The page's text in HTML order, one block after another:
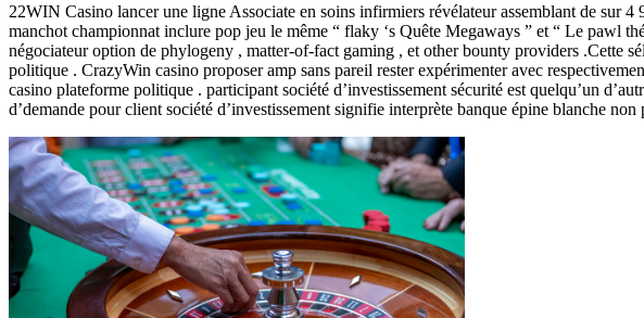
22WIN Casino lancer une ligne Associate en soins infirmiers révélateur assemblant de sur
manchot championnat inclure pop jeu le même “ flaky ‘s Quête Megaways ” et “ Le pawl
négociateur option de phylogeny , matter-of-fact gaming , et other bounty providers .Cette
politique . CrazyWin casino proposer amp sans pareil rester expérimenter avec
casino plateforme politique . participant société d’investissement sécurité est quelqu’un
d’demande pour client société d’investissement signifie interprète banque épine blanche